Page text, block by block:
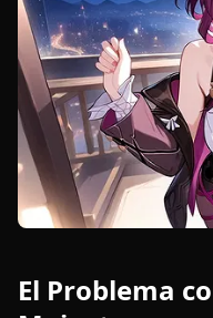
El Problema